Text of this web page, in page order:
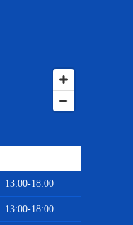
13:00-18:00
13:00-18:00